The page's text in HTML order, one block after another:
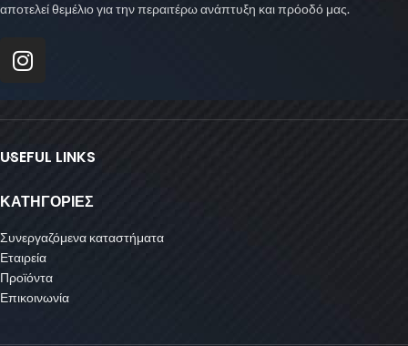
αποτελεί θεμέλιο για την περαιτέρω ανάπτυξη και πρόοδό μας.
USEFUL LINKS
ΚΑΤΗΓΟΡΙΕΣ
Συνεργαζόμενα καταστήματα
Εταιρεία
Προϊόντα
Επικοινωνία